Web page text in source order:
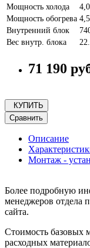
Мощность холода
Мощность обогрева
Внутренний блок
Вес внутр. блока
71 190
КУПИТЬ
Сравнить
Описание
Монтаж -
Более подробную
менеджеров отдела
сайта.
Стоимость базовых
расходных